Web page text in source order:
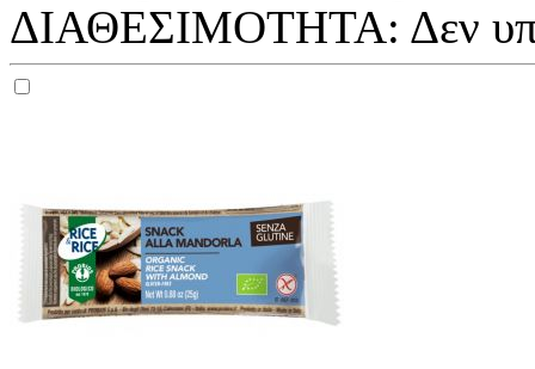
ΔΙΑΘΕΣΙΜΟΤΗΤΑ: Δεν